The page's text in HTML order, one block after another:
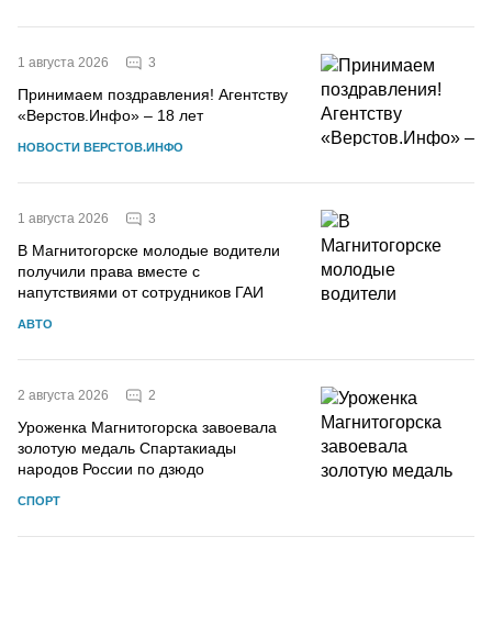
1 августа 2026 3
Принимаем поздравления! Агентству
«Верстов.Инфо» – 18 лет
НОВОСТИ ВЕРСТОВ.ИНФО
1 августа 2026 3
В Магнитогорске молодые водители
получили права вместе с
напутствиями от сотрудников ГАИ
АВТО
2 августа 2026 2
Уроженка Магнитогорска завоевала
золотую медаль Спартакиады
народов России по дзюдо
СПОРТ